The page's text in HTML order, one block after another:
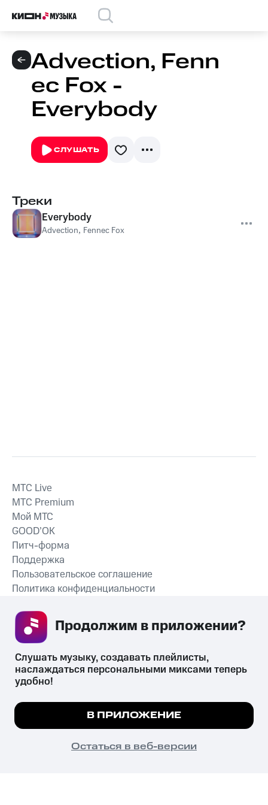
Advection, Fenn
ec Fox -
Everybody
СЛУШАТЬ
Треки
Everybody
Advection, Fennec Fox
СКАЧАТЬ ПРИЛОЖЕНИЕ
MTС Live
MTС Premium
Мой МТС
GOOD’OK
Питч-форма
Поддержка
Пользовательское соглашение
Политика конфиденциальности
психотропных веществ, их аналогов причиняет вред здоровью,
их незаконный оборот запрещён и влечёт установленную
законодательством ответственность.
© 2026 ООО «КИОН».
Все права защищены
Мы используем куки, чтобы на сайте все
Подробнее
ПОНЯТНО
Слушать музыку, создавать плейлисты,
наслаждаться персональными миксами теперь
удобно!
В ПРИЛОЖЕНИЕ
Остаться в веб-версии